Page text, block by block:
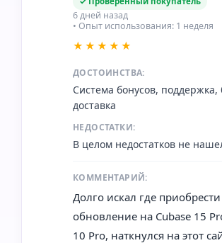
6 дней назад
• Опыт использования: 1 неделя
★★★★★
ДОСТОИНСТВА:
Система бонусов, поддержка,
доставка
НЕДОСТАТКИ:
В целом недостатков не
КОММЕНТАРИЙ:
Долго искал где приобрести
обновление на Cubase 15
10 Pro, наткнулся на этот